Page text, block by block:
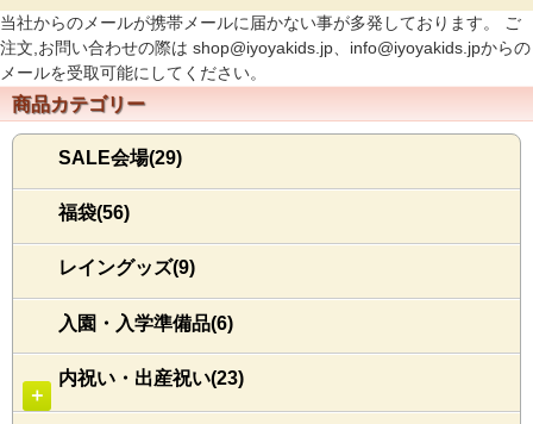
当社からのメールが携帯メールに届かない事が多発しております。 ご
注文,お問い合わせの際は shop@iyoyakids.jp、info@iyoyakids.jpからの
メールを受取可能にしてください。
商品カテゴリー
SALE会場(29)
福袋(56)
レイングッズ(9)
入園・入学準備品(6)
＋
内祝い・出産祝い(23)